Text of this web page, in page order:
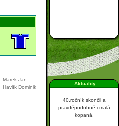
Aktuality
40.ročník skončil a
pravděpodobně i malá
kopaná.
Marek Jan
Havlík Dominik